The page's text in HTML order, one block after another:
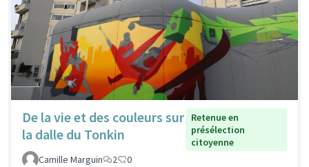
De la vie et des couleurs sur
la dalle du Tonkin
Retenue en
présélection
citoyenne
Camille Marguin
2 0